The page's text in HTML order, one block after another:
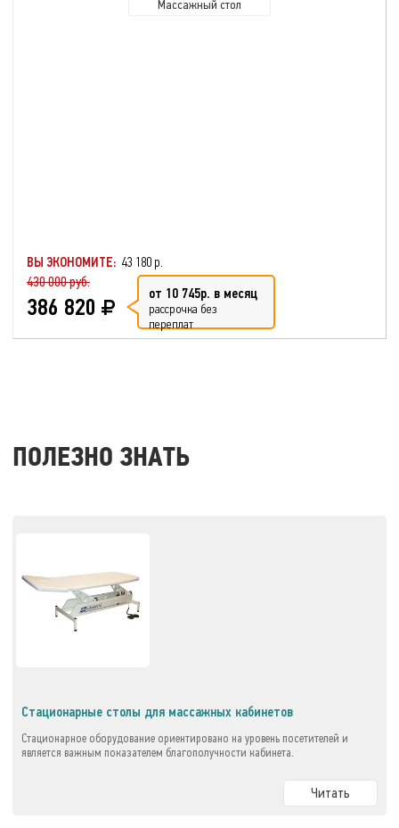
Массажный стол
ВЫ ЭКОНОМИТЕ: 43 180 р.
430 000 руб.
386 820 от 10 745р. в месяц
рассрочка без
переплат
ПОЛЕЗНО ЗНАТЬ
Стационарные столы для массажных кабинетов
Стационарное оборудование ориентировано на уровень посетителей и
является важным показателем благополучности кабинета.
Читать